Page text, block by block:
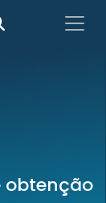
obtenção